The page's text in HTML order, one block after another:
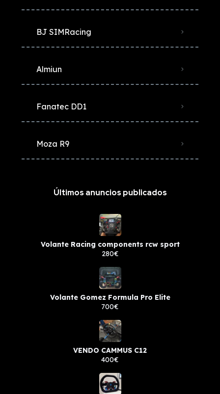
BJ SIMRacing
Almiun
Fanatec DD1
Moza R9
Últimos anuncios publicados
Volante Racing components rcw sport
280€
Volante Gomez Formula Pro Elite
700€
VENDO CAMMUS C12
400€